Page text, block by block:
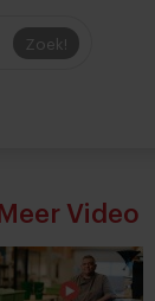
Zoek!
Meer Video